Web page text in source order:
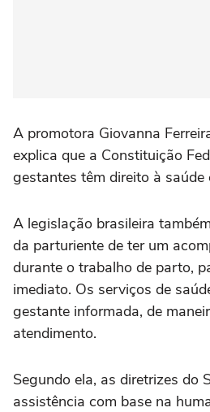
A promotora Giovanna
explica que a Constituição
gestantes têm direito à saúde
A legislação brasileira
da parturiente de ter um
durante o trabalho de parto,
imediato. Os serviços de
gestante informada, de
atendimento.
Segundo ela, as diretrizes do
assistência com base na